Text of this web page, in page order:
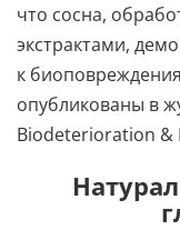
что сосна,
экстрактами,
к
опубликованы в
Biodeterioration &